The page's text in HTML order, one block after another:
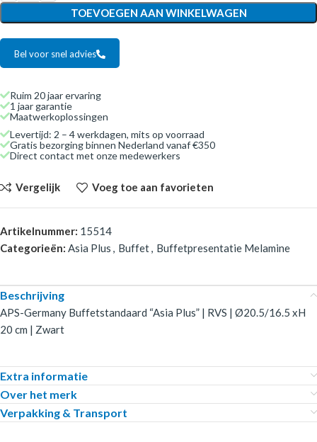
TOEVOEGEN AAN WINKELWAGEN
Bel voor snel advies
Ruim 20 jaar ervaring
1 jaar garantie
Maatwerkoplossingen
Levertijd: 2 – 4 werkdagen, mits op voorraad
Gratis bezorging binnen Nederland vanaf €350
Direct contact met onze medewerkers
Vergelijk Voeg toe aan favorieten
Artikelnummer: 15514
Categorieën: Asia Plus Buffet Buffetpresentatie Melamine
Beschrijving
APS-Germany Buffetstandaard “Asia Plus” | RVS | Ø20.5/16.5 xH
20 cm | Zwart
Extra informatie
Over het merk
Verpakking & Transport